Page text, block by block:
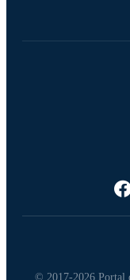
© 2017-2026 Portal